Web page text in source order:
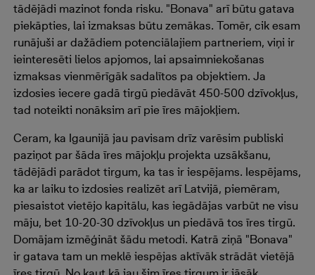
tādējādi mazinot fonda risku. "Bonava" arī būtu gatava
piekāpties, lai izmaksas būtu zemākas. Tomēr, cik esam
runājuši ar dažādiem potenciālajiem partneriem, viņi ir
ieinteresēti lielos apjomos, lai apsaimniekošanas
izmaksas vienmērīgāk sadalītos pa objektiem. Ja
izdosies iecere gadā tirgū piedāvāt 450-500 dzīvokļus,
tad noteikti nonāksim arī pie īres mājokļiem.
Ceram, ka Igaunijā jau pavisam drīz varēsim publiski
paziņot par šāda īres mājokļu projekta uzsākšanu,
tādējādi parādot tirgum, ka tas ir iespējams. Iespējams,
ka ar laiku to izdosies realizēt arī Latvijā, piemēram,
piesaistot vietējo kapitālu, kas iegādājas varbūt ne visu
māju, bet 10-20-30 dzīvokļus un piedāvā tos īres tirgū.
Domājam izmēģināt šādu metodi. Katrā ziņā "Bonava"
ir gatava tam un meklē iespējas aktīvāk strādāt vietējā